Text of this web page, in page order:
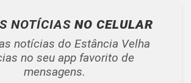
NOTÍCIAS NO CELULAR
notícias do Estância Velha
no seu app favorito de
mensagens.